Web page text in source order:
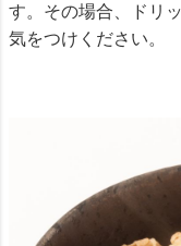
す。その場合、ドリ
気をつけください。